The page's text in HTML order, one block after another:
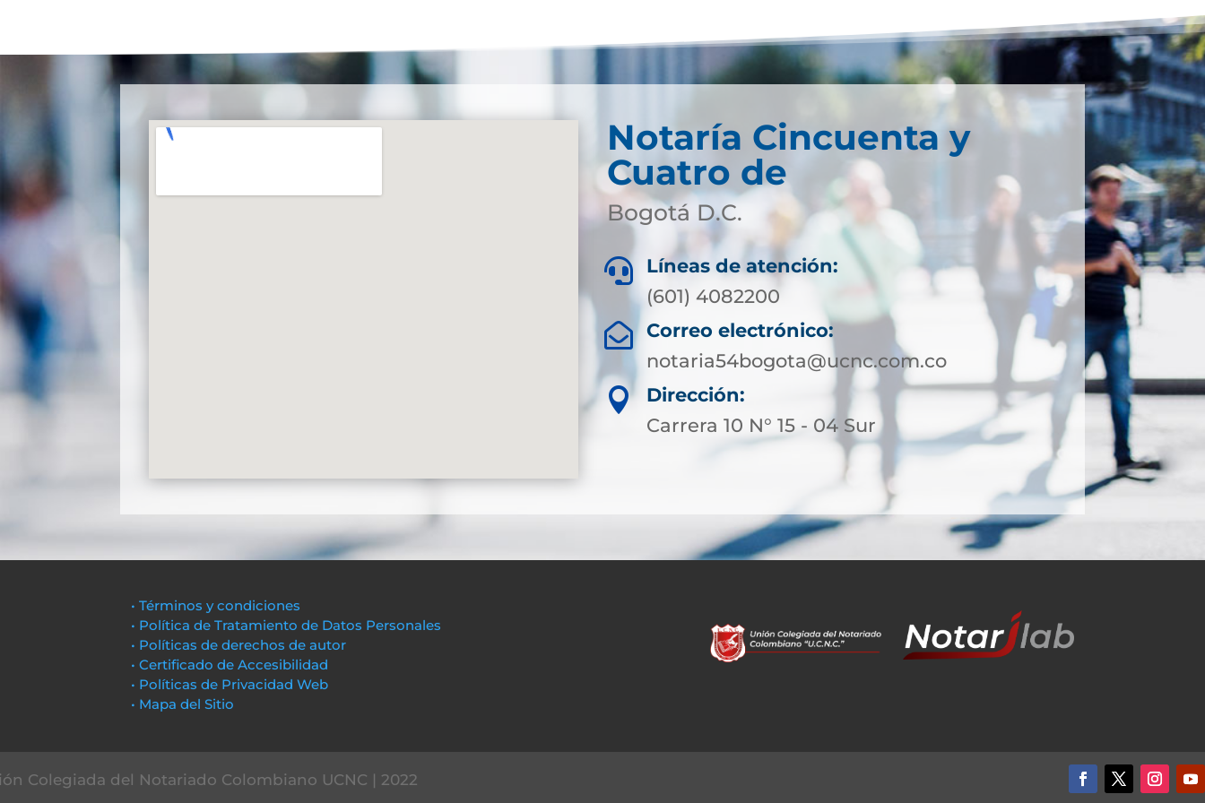
Notaría Cincuenta y
Cuatro de
Bogotá D.C.

Líneas de atención:
(601) 4082200

Correo electrónico:
notaria54bogota@ucnc.com.co

Dirección:
Carrera 10 N° 15 - 04 Sur
• Términos y condiciones
• Política de Tratamiento de Datos Personales
• Políticas de derechos de autor
• Certificado de Accesibilidad
• Políticas de Privacidad Web
• Mapa del Sitio
Colegiada del Notariado Colombiano UCNC | 2022